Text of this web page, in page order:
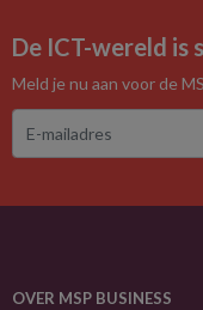
De ICT-wereld is
Meld je nu aan voor de
OVER MSP BUSINESS